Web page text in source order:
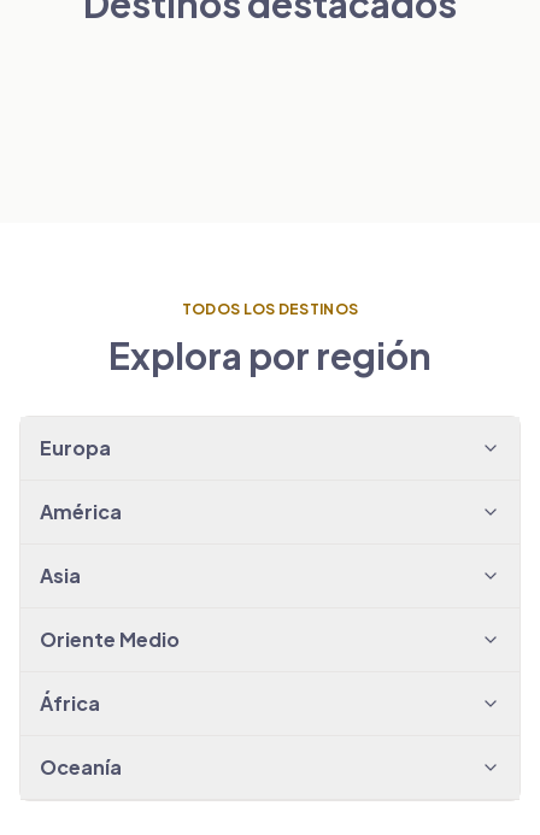
París
PAÍSES BAJOS
TODOS LOS DESTINOS
Explora por región
Europa
América
Asia
Oriente Medio
África
Oceanía